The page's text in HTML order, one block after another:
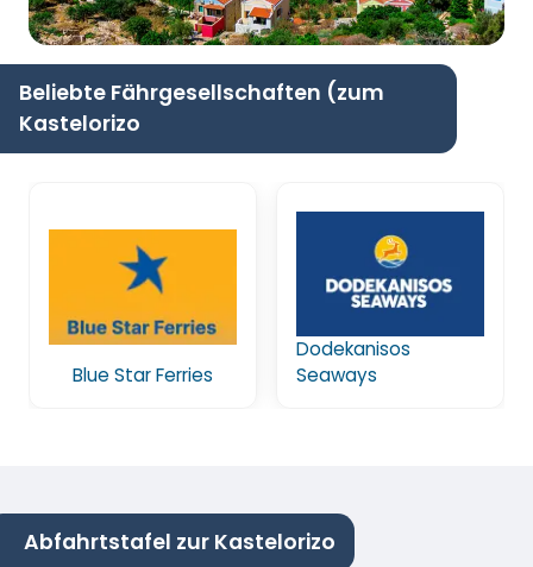
Beliebte Fährgesellschaften (zum
Kastelorizo
Blue Star Ferries
Dodekanisos
Seaways
Abfahrtstafel zur Kastelorizo